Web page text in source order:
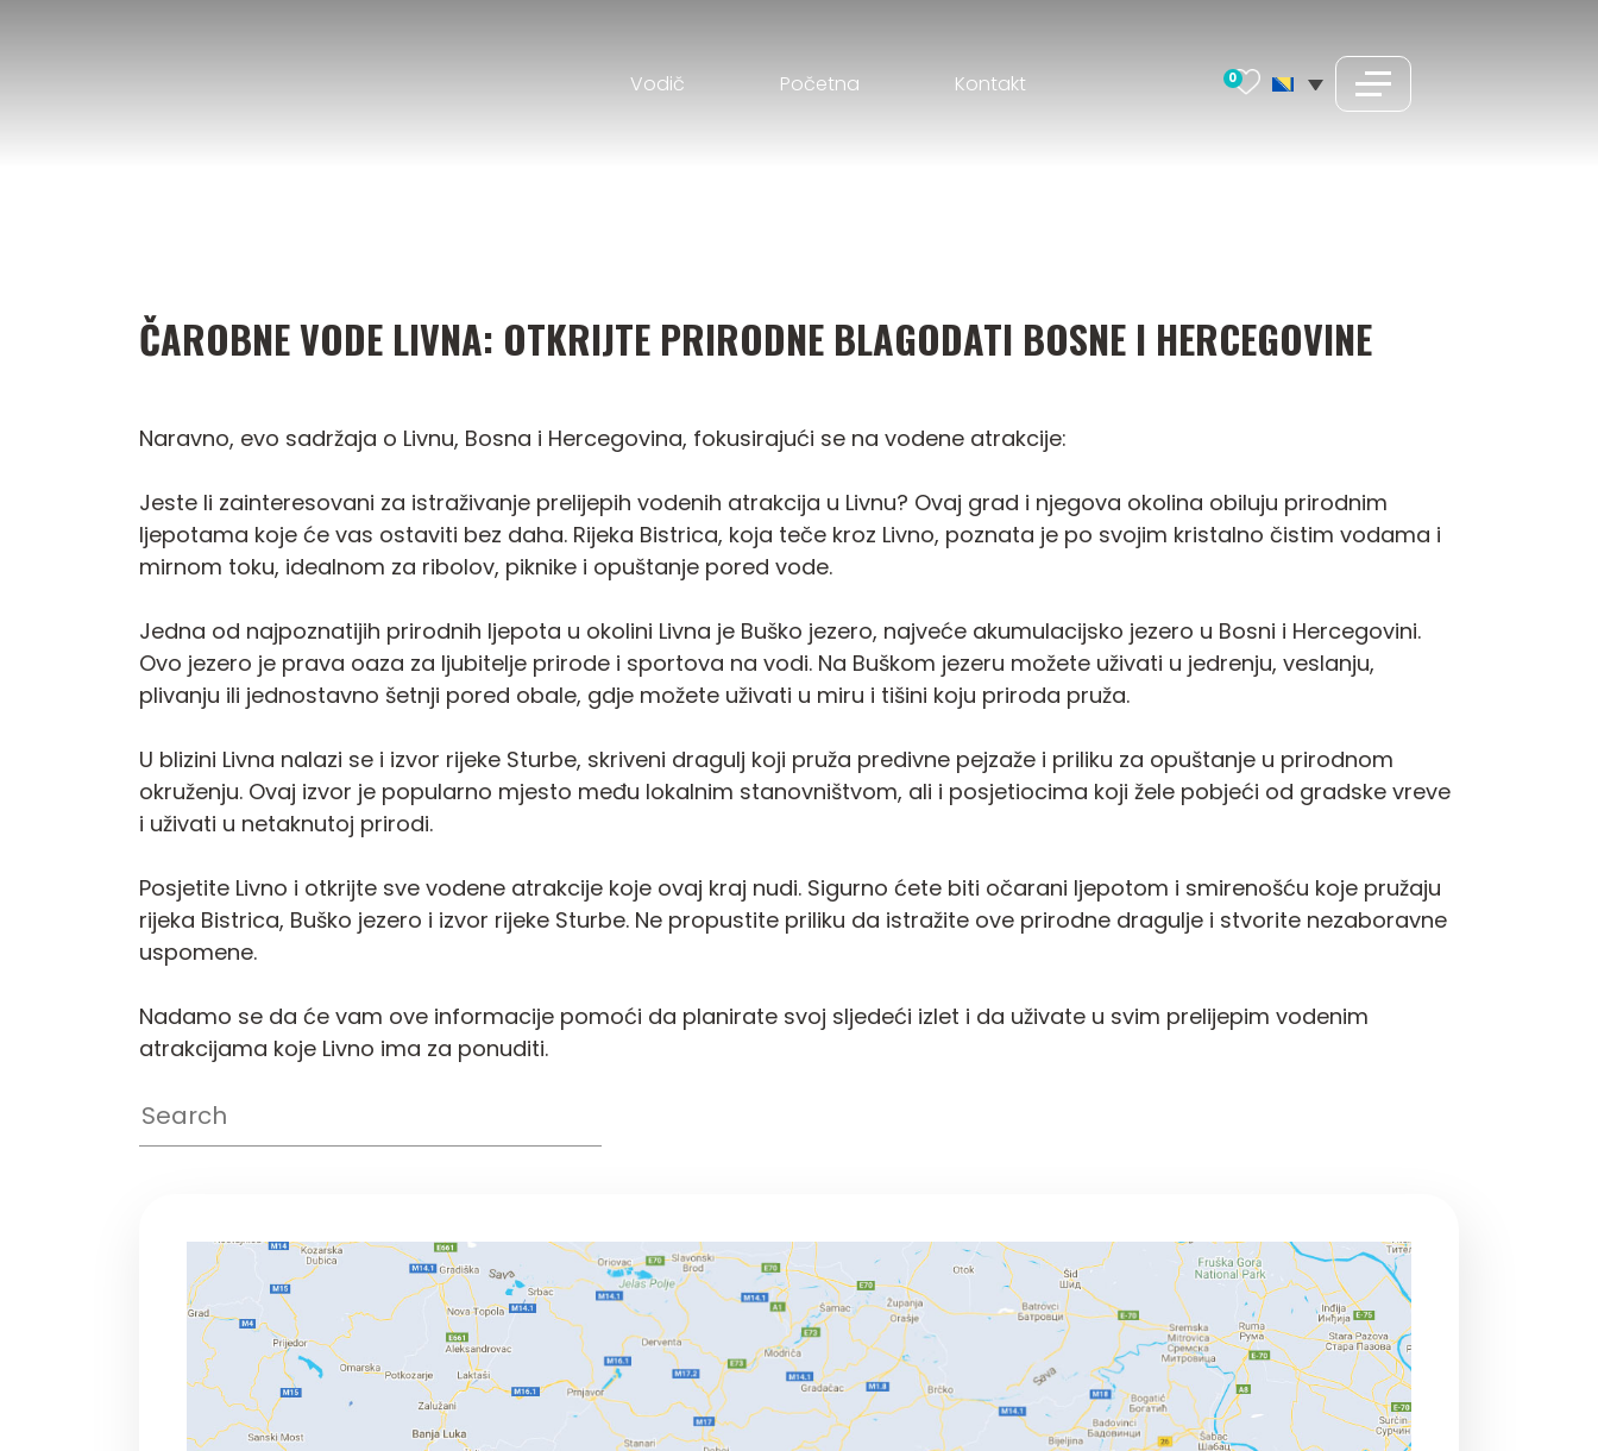
Vodič Početna Kontakt 0
ČAROBNE VODE LIVNA: OTKRIJTE PRIRODNE BLAGODATI BOSNE I HERCEGOVINE
Naravno, evo sadržaja o Livnu, Bosna i Hercegovina, fokusirajući se na vodene atrakcije:
Jeste li zainteresovani za istraživanje prelijepih vodenih atrakcija u Livnu? Ovaj grad i njegova okolina obiluju prirodnim
ljepotama koje će vas ostaviti bez daha. Rijeka Bistrica, koja teče kroz Livno, poznata je po svojim kristalno čistim vodama i
mirnom toku, idealnom za ribolov, piknike i opuštanje pored vode.
Jedna od najpoznatijih prirodnih ljepota u okolini Livna je Buško jezero, najveće akumulacijsko jezero u Bosni i Hercegovini.
Ovo jezero je prava oaza za ljubitelje prirode i sportova na vodi. Na Buškom jezeru možete uživati u jedrenju, veslanju,
plivanju ili jednostavno šetnji pored obale, gdje možete uživati u miru i tišini koju priroda pruža.
U blizini Livna nalazi se i izvor rijeke Sturbe, skriveni dragulj koji pruža predivne pejzaže i priliku za opuštanje u prirodnom
okruženju. Ovaj izvor je popularno mjesto među lokalnim stanovništvom, ali i posjetiocima koji žele pobjeći od gradske vreve
i uživati u netaknutoj prirodi.
Posjetite Livno i otkrijte sve vodene atrakcije koje ovaj kraj nudi. Sigurno ćete biti očarani ljepotom i smirenošću koje pružaju
rijeka Bistrica, Buško jezero i izvor rijeke Sturbe. Ne propustite priliku da istražite ove prirodne dragulje i stvorite nezaboravne
uspomene.
Nadamo se da će vam ove informacije pomoći da planirate svoj sljedeći izlet i da uživate u svim prelijepim vodenim
atrakcijama koje Livno ima za ponuditi.